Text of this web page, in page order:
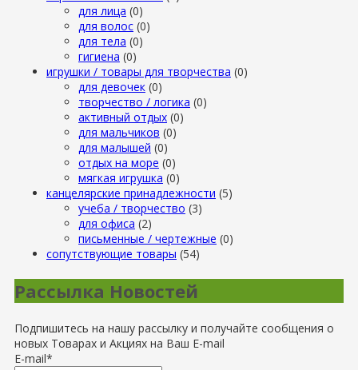
для лица (0)
для волос (0)
для тела (0)
гигиена (0)
игрушки / товары для творчества (0)
для девочек (0)
творчество / логика (0)
активный отдых (0)
для мальчиков (0)
для малышей (0)
отдых на море (0)
мягкая игрушка (0)
канцелярские принадлежности (5)
учеба / творчество (3)
для офиса (2)
письменные / чертежные (0)
сопутствующие товары (54)
Рассылка Новостей
Подпишитесь на нашу рассылку и получайте сообщения о
новых Товарах и Акциях на Ваш E-mail
E-mail*